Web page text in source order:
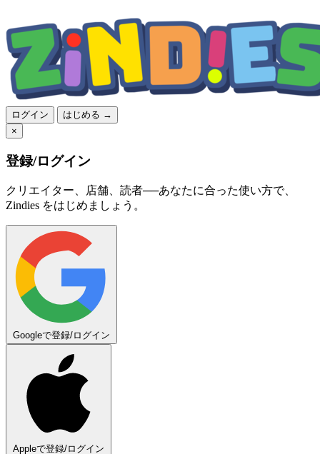
ログイン
はじめる →
×
登録/ログイン
クリエイター、店舗、読者──あなたに合った使い方で、
Zindies をはじめましょう。
Googleで登録/ログイン
Appleで登録/ログイン